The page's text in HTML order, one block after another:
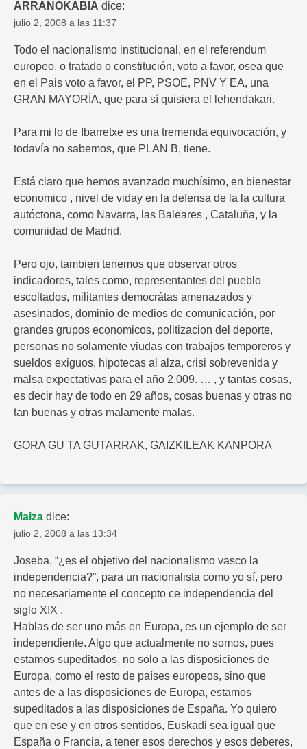
ARRANOKABIA dice:
julio 2, 2008 a las 11:37
Todo el nacionalismo institucional, en el referendum
europeo, o tratado o constitución, voto a favor, osea que
en el Pais voto a favor, el PP, PSOE, PNV Y EA, una
GRAN MAYORÍA, que para sí quisiera el lehendakari.
Para mi lo de Ibarretxe es una tremenda equivocación, y
todavía no sabemos, que PLAN B, tiene.
Está claro que hemos avanzado muchísimo, en bienestar
economico , nivel de viday en la defensa de la la cultura
autóctona, como Navarra, las Baleares , Cataluña, y la
comunidad de Madrid.
Pero ojo, tambien tenemos que observar otros
indicadores, tales como, representantes del pueblo
escoltados, militantes democrátas amenazados y
asesinados, dominio de medios de comunicación, por
grandes grupos economicos, politizacion del deporte,
personas no solamente viudas con trabajos temporeros y
sueldos exiguos, hipotecas al alza, crisi sobrevenida y
malsa expectativas para el año 2.009. … , y tantas cosas,
es decir hay de todo en 29 años, cosas buenas y otras no
tan buenas y otras malamente malas.
GORA GU TA GUTARRAK, GAIZKILEAK KANPORA
Maiza dice:
julio 2, 2008 a las 13:34
Joseba, “¿es el objetivo del nacionalismo vasco la
independencia?”, para un nacionalista como yo sí, pero
no necesariamente el concepto ce independencia del
siglo XIX .
Hablas de ser uno más en Europa, es un ejemplo de ser
independiente. Algo que actualmente no somos, pues
estamos supeditados, no solo a las disposiciones de
Europa, como el resto de países europeos, sino que
antes de a las disposiciones de Europa, estamos
supeditados a las disposiciones de España. Yo quiero
que en ese y en otros sentidos, Euskadi sea igual que
España o Francia, a tener esos derechos y esos deberes,